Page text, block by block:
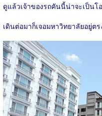
ดูแล้วเจ้าของรถคันนี้น่าจะเป็น
เดินต่อมาก็เจอมหาวิทยาลัยอยู่ต